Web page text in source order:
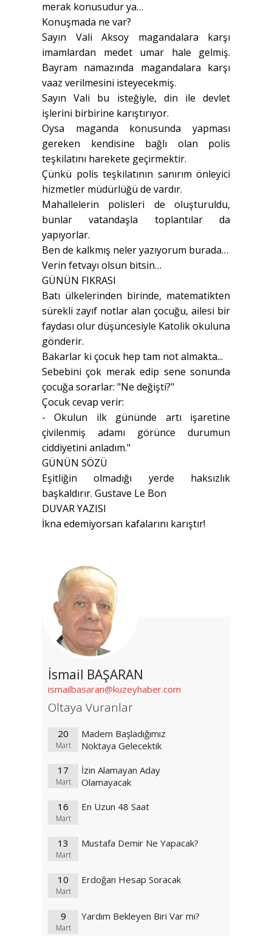
merak konusudur ya…
Konuşmada ne var?
Sayın Vali Aksoy magandalara karşı
imamlardan medet umar hale gelmiş.
Bayram namazında magandalara karşı
vaaz verilmesini isteyecekmiş.
Sayın Vali bu isteğiyle, din ile devlet
işlerini birbirine karıştırıyor.
Oysa maganda konusunda yapması
gereken kendisine bağlı olan polis
teşkilatını harekete geçirmektir.
Çünkü polis teşkilatının sanırım önleyici
hizmetler müdürlüğü de vardır.
Mahallelerin polisleri de oluşturuldu,
bunlar vatandaşla toplantılar da
yapıyorlar.
Ben de kalkmış neler yazıyorum burada…
Verin fetvayı olsun bitsin…
GÜNÜN FIKRASI
Batı ülkelerinden birinde, matematikten
sürekli zayıf notlar alan çocuğu, ailesi bir
faydası olur düşüncesiyle Katolik okuluna
gönderir.
Bakarlar ki çocuk hep tam not almakta...
Sebebini çok merak edip sene sonunda
çocuğa sorarlar: "Ne değişti?"
Çocuk cevap verir:
- Okulun ilk gününde artı işaretine
çivilenmiş adamı görünce durumun
ciddiyetini anladım."
GÜNÜN SÖZÜ
Eşitliğin olmadığı yerde haksızlık
başkaldırır. Gustave Le Bon
DUVAR YAZISI
İkna edemiyorsan kafalarını karıştır!
İsmail BAŞARAN
ismailbasaran@kuzeyhaber.com
Oltaya Vuranlar
20
Mart
Madem Başladığımız
Noktaya Gelecektik
17
Mart
İzin Alamayan Aday
Olamayacak
16
Mart
En Uzun 48 Saat
13
Mart
Mustafa Demir Ne Yapacak?
10
Mart
Erdoğan Hesap Soracak
9
Mart
Yardım Bekleyen Biri Var mı?